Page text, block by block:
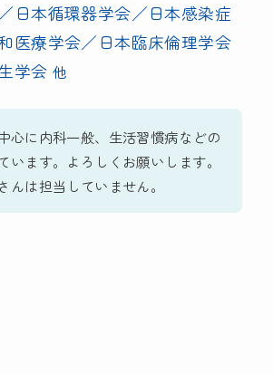
日本循環器学会／日本感染症
医療学会／日本臨床倫理学会
学会他
心に内科一般、生活習慣病などの
います。よろしくお願いします。
んは担当していません。